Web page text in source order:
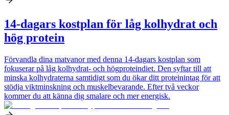
14-dagars kostplan för låg kolhydrat och
hög protein
Förvandla dina matvanor med denna 14-dagars kostplan som
fokuserar på låg kolhydrat- och högproteindiet. Den syftar till att
minska kolhydraterna samtidigt som du ökar ditt proteinintag för att
stödja viktminskning och muskelbevarande. Efter två veckor
kommer du att känna dig smalare och mer energisk.